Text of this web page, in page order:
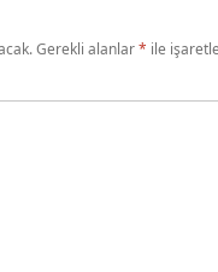
Gerekli alanlar* ile